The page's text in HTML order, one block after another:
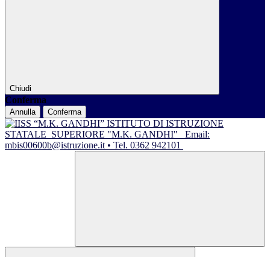
Chiudi
Conferma
Annulla Conferma
ISTITUTO DI ISTRUZIONE
STATALE SUPERIORE "M.K. GANDHI"
Email:
mbis00600b@istruzione.it • Tel. 0362 942101